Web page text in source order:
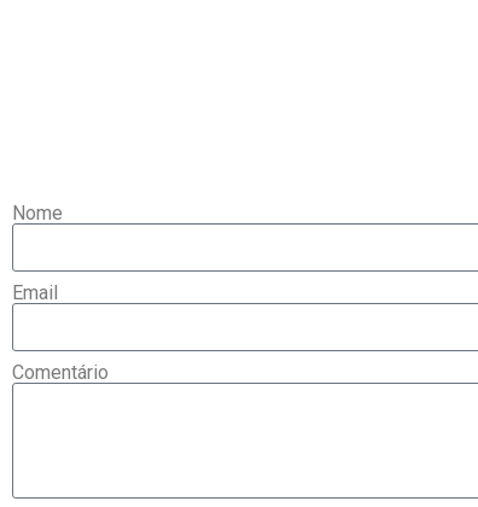
Nome
Email
Comentário